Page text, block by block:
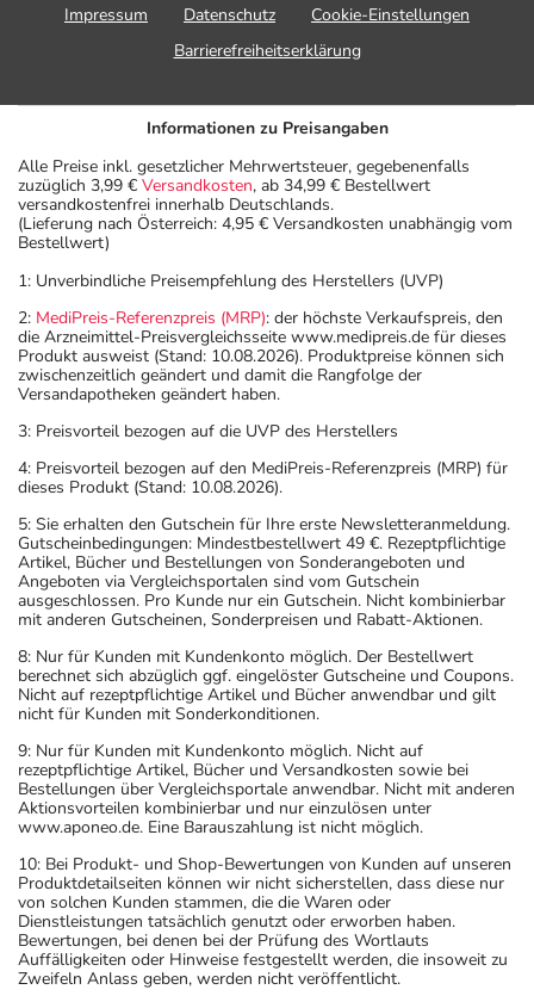
Impressum
Datenschutz
Cookie-Einstellungen
Barrierefreiheitserklärung
Informationen zu Preisangaben
Alle Preise inkl. gesetzlicher Mehrwertsteuer, gegebenenfalls
zuzüglich 3,99 € Versandkosten, ab 34,99 € Bestellwert
versandkostenfrei innerhalb Deutschlands.
(Lieferung nach Österreich: 4,95 € Versandkosten unabhängig vom
Bestellwert)
1: Unverbindliche Preisempfehlung des Herstellers (UVP)
2: MediPreis-Referenzpreis (MRP): der höchste Verkaufspreis, den
die Arzneimittel-Preisvergleichsseite www.medipreis.de für dieses
Produkt ausweist (Stand: 10.08.2026). Produktpreise können sich
zwischenzeitlich geändert und damit die Rangfolge der
Versandapotheken geändert haben.
3: Preisvorteil bezogen auf die UVP des Herstellers
4: Preisvorteil bezogen auf den MediPreis-Referenzpreis (MRP) für
dieses Produkt (Stand: 10.08.2026).
5: Sie erhalten den Gutschein für Ihre erste Newsletteranmeldung.
Gutscheinbedingungen: Mindestbestellwert 49 €. Rezeptpflichtige
Artikel, Bücher und Bestellungen von Sonderangeboten und
Angeboten via Vergleichsportalen sind vom Gutschein
ausgeschlossen. Pro Kunde nur ein Gutschein. Nicht kombinierbar
mit anderen Gutscheinen, Sonderpreisen und Rabatt-Aktionen.
8: Nur für Kunden mit Kundenkonto möglich. Der Bestellwert
berechnet sich abzüglich ggf. eingelöster Gutscheine und Coupons.
Nicht auf rezeptpflichtige Artikel und Bücher anwendbar und gilt
nicht für Kunden mit Sonderkonditionen.
9: Nur für Kunden mit Kundenkonto möglich. Nicht auf
rezeptpflichtige Artikel, Bücher und Versandkosten sowie bei
Bestellungen über Vergleichsportale anwendbar. Nicht mit anderen
Aktionsvorteilen kombinierbar und nur einzulösen unter
www.aponeo.de. Eine Barauszahlung ist nicht möglich.
10: Bei Produkt- und Shop-Bewertungen von Kunden auf unseren
Produktdetailseiten können wir nicht sicherstellen, dass diese nur
von solchen Kunden stammen, die die Waren oder
Dienstleistungen tatsächlich genutzt oder erworben haben.
Bewertungen, bei denen bei der Prüfung des Wortlauts
Auffälligkeiten oder Hinweise festgestellt werden, die insoweit zu
Zweifeln Anlass geben, werden nicht veröffentlicht.